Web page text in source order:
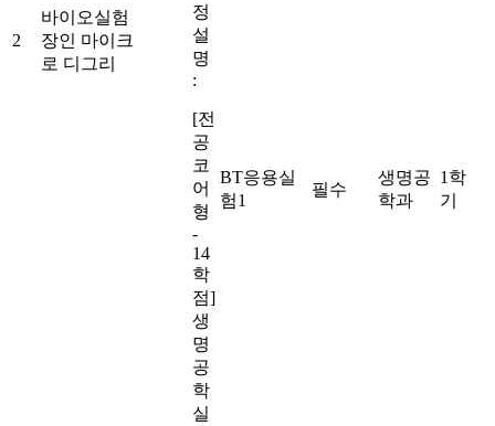
2
바이오실험
장인 마이크
로 디그리
정
설
명
:
[전
공
코
어
형
-
14
학
점]
생
명
공
학
실
BT응용실
험1
필수
생명공
학과
1학
기